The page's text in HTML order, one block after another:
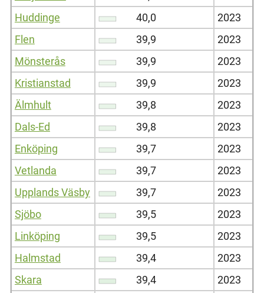
Huddinge
40,0
2023
Flen
39,9
2023
Mönsterås
39,9
2023
Kristianstad
39,9
2023
Älmhult
39,8
2023
Dals-Ed
39,8
2023
Enköping
39,7
2023
Vetlanda
39,7
2023
Upplands Väsby
39,7
2023
Sjöbo
39,5
2023
Linköping
39,5
2023
Halmstad
39,4
2023
Skara
39,4
2023